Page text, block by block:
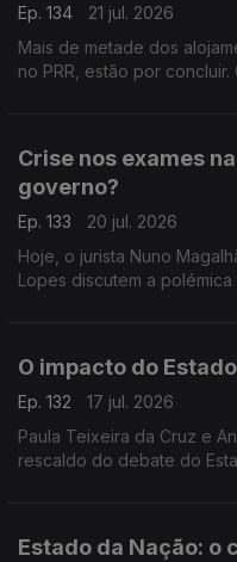
Ep. 134
21 jul. 2026
Mais de metade dos
no PRR, estão por
Crise nos exames
governo?
Ep. 133
20 jul. 2026
Hoje, o jurista Nuno
Lopes discutem a
O impacto do
Ep. 132
17 jul. 2026
Paula Teixeira da Cruz e
rescaldo do debate do
Estado da Nação: o